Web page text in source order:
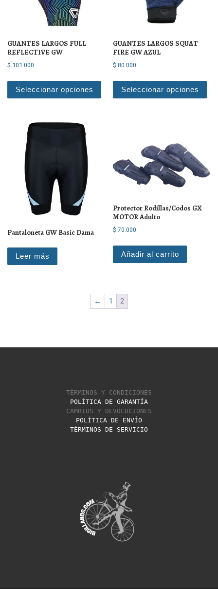
GUANTES LARGOS FULL
REFLECTIVE GW
$ 101.000
Seleccionar opciones
GUANTES LARGOS SQUAT
FIRE GW AZUL
$ 80.000
Seleccionar opciones
Pantaloneta GW Basic Dama
Leer más
Protector Rodillas/Codos GX
MOTOR Adulto
$ 70.000
Añadir al carrito
← 1 2
TÉRMINOS Y CONDICIONES
POLÍTICA DE GARANTÍA
CAMBIOS Y DEVOLUCIONES
POLÍTICA DE ENVÍO
TÉRMINOS DE SERVICIO